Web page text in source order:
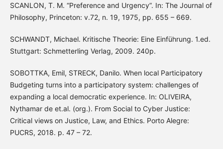
SCANLON, T. M. “Preference and Urgency”. In: The Journal of
Philosophy, Princeton: v.72, n. 19, 1975, pp. 655 – 669.
SCHWANDT, Michael. Kritische Theorie: Eine Einführung. 1.ed.
Stuttgart: Schmetterling Verlag, 2009. 240p.
SOBOTTKA, Emil, STRECK, Danilo. When local Participatory
Budgeting turns into a participatory system: challenges of
expanding a local democratic experience. In: OLIVEIRA,
Nythamar de et.al. (org.). From Social to Cyber Justice:
Critical views on Justice, Law, and Ethics. Porto Alegre:
PUCRS, 2018. p. 47 – 72.